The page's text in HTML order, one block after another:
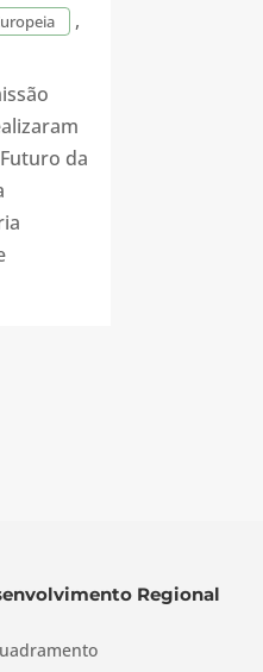
,
da
Regional